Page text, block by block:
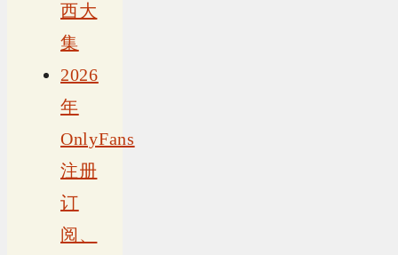
西大
集
2026
年
OnlyFans
注册
订
阅、